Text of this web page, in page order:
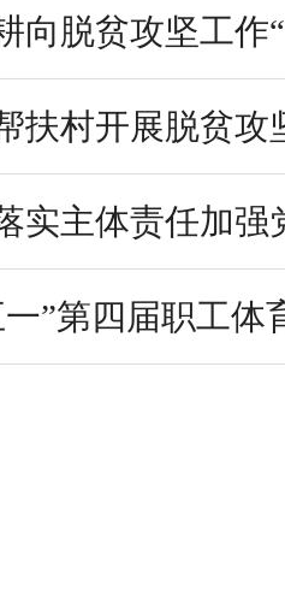
向脱贫攻坚工作
扶村开展脱贫攻
实主体责任加强
”第四届职工体